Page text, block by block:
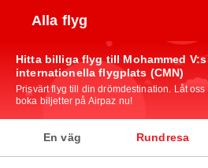
Alla flyg
Hitta billiga flyg till Mohammed V:s
internationella flygplats (CMN)
Prisvärt flyg till din drömdestination. Låt oss
boka biljetter på Airpaz nu!
En väg Rundresa